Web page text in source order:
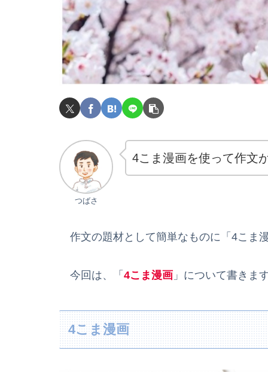
つばさ
4こま漫画を使って作文
作文の題材として簡単なものに「4こま
今回は、「 4こま漫画 」について書きま
4こま漫画